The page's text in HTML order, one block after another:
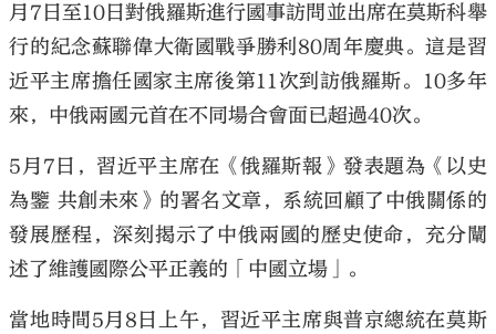
大公文匯
月7日至10日對俄羅斯進行國事訪問並出席在莫斯科舉
行的紀念蘇聯偉大衛國戰爭勝利80周年慶典。這是習
近平主席擔任國家主席後第11次到訪俄羅斯。10多年
來，中俄兩國元首在不同場合會面已超過40次。
5月7日，習近平主席在《俄羅斯報》發表題為《以史
為鑒 共創未來》的署名文章，系統回顧了中俄關係的
發展歷程，深刻揭示了中俄兩國的歷史使命，充分闡
述了維護國際公平正義的「中國立場」。
當地時間5月8日上午，習近平主席與普京總統在莫斯